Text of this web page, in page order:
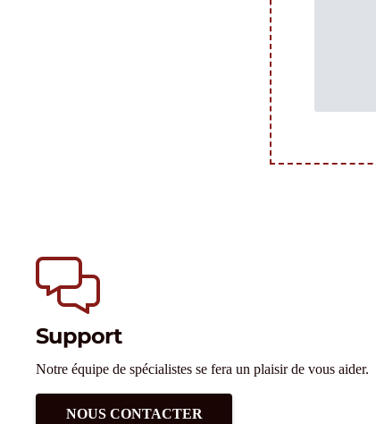
Support
Notre équipe de spécialistes se fera un plaisir de vous aider.
NOUS CONTACTER